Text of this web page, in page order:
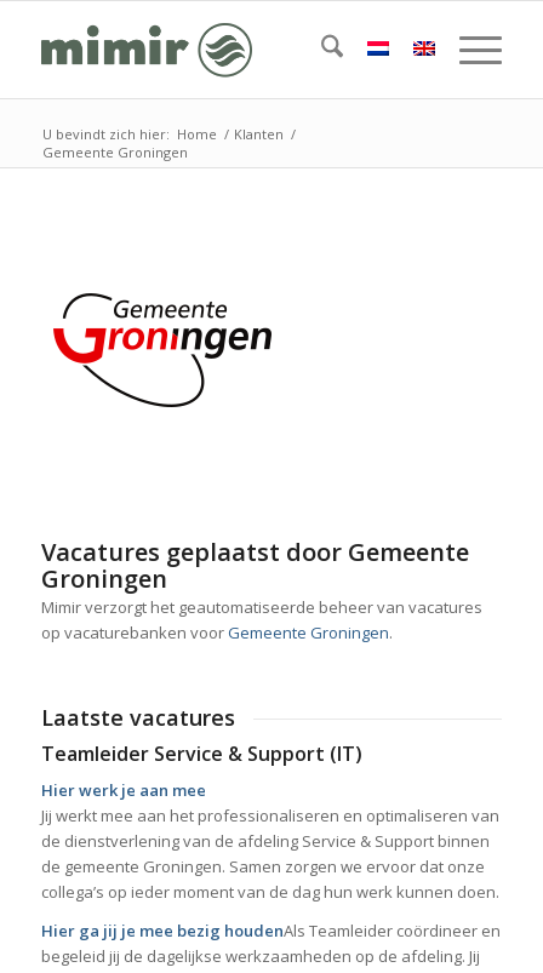
U bevindt zich hier: Home / Klanten /
Gemeente Groningen
Vacatures geplaatst door Gemeente
Groningen
Mimir verzorgt het geautomatiseerde beheer van vacatures
op vacaturebanken voorGemeente Groningen.
Laatste vacatures
Teamleider Service & Support (IT)
Hier werk je aan mee
Jij werkt mee aan het professionaliseren en optimaliseren van
de dienstverlening van de afdeling Service & Support binnen
de gemeente Groningen. Samen zorgen we ervoor dat onze
collega’s op ieder moment van de dag hun werk kunnen doen.
Hier ga jij je mee bezig houdenAls Teamleider coördineer en
begeleid jij de dagelijkse werkzaamheden op de afdeling. Jij